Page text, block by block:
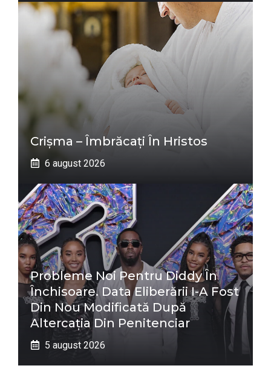
Crișma – Îmbrăcați În Hristos
6 august 2026
Probleme Noi Pentru Diddy În
Închisoare. Data Eliberării I-A Fost
Din Nou Modificată După
Altercația Din Penitenciar
5 august 2026